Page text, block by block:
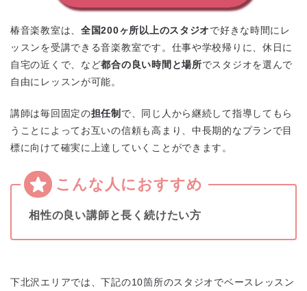
椿音楽教室は、全国200ヶ所以上のスタジオで好きな時間にレ
ッスンを受講できる音楽教室です。仕事や学校帰りに、休日に
自宅の近くで、など都合の良い時間と場所でスタジオを選んで
自由にレッスンが可能。
講師は毎回固定の担任制で、同じ人から継続して指導してもら
うことによってお互いの信頼も高まり、中長期的なプランで目
標に向けて確実に上達していくことができます。
相性の良い講師と長く続けたい方
下北沢エリアでは、下記の10箇所のスタジオでベースレッスン